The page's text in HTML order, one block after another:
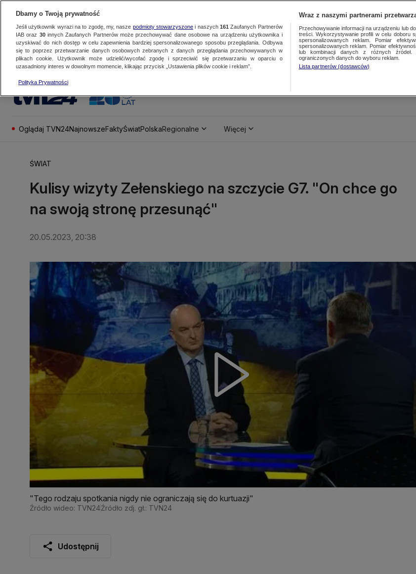
Oglądaj TVN24NajnowszeFaktyŚwiatPolskaRegionalne Więcej
ŚWIAT
Kulisy wizyty Zełenskiego na szczycie G7. "On chce go
na swoją stronę przesunąć"
20.05.2023, 20:38
"Tego rodzaju spotkania nigdy nie ograniczają się do kurtuazji"
Źródło wideo: TVN24Źródło zdj. gł.: TVN24
Udostępnij
Dbamy o Twoją prywatność
Jeśli użytkownik wyrazi na to zgodę, my, nasze podmioty stowarzyszonei naszych 161 Zaufanych Partnerów
IAB oraz 30innych Zaufanych Partnerów może przechowywać dane osobowe na urządzeniu użytkownika i
uzyskiwać do nich dostęp w celu zapewnienia bardziej spersonalizowanego sposobu przeglądania. Odbywa
się to poprzez przetwarzanie danych osobowych zebranych z danych przeglądania przechowywanych w
plikach cookie. Użytkownik może udzielić/wycofać zgodę i sprzeciwić się przetwarzaniu w oparciu o
uzasadniony interes w dowolnym momencie, klikając przycisk „Ustawienia plików cookie i reklam”.
Polityka Prywatności
Wraz z naszymi partnerami
Przechowywanie informacji na urządzeniu lub
treści. Wykorzystywanie profili w celu doboru
spersonalizowanych reklam. Pomiar
spersonalizowanych reklam. Pomiar
lub kombinacji danych z różnych źródeł.
ograniczonych danych do wyboru reklam.
Lista partnerów (dostawców)